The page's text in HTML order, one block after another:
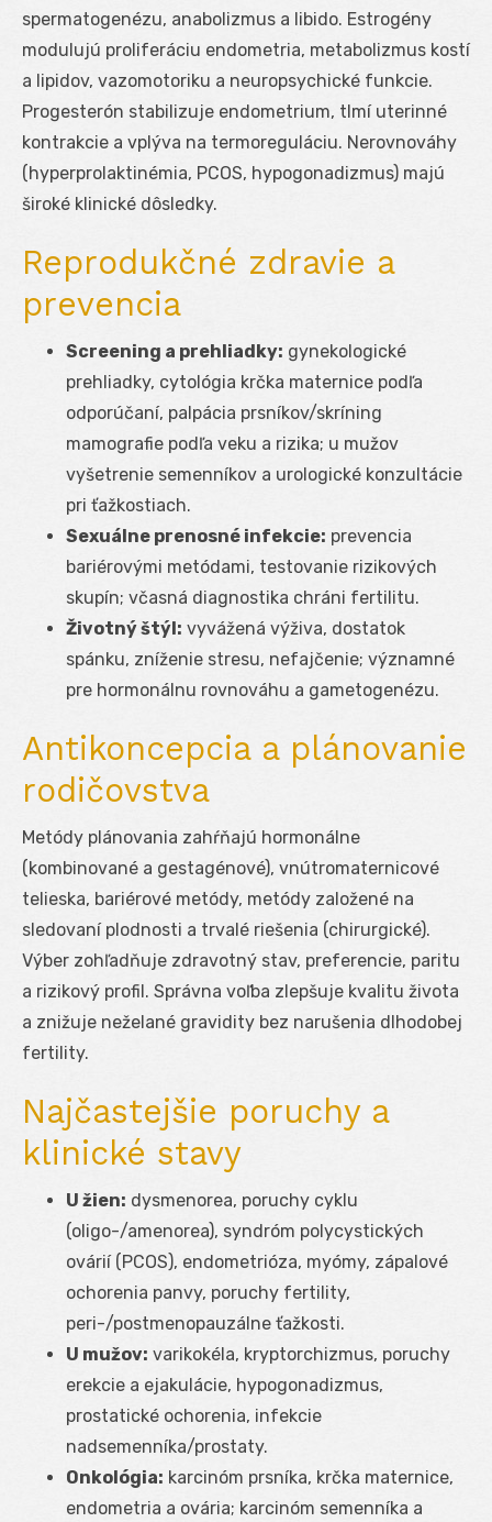
spermatogenézu, anabolizmus a libido. Estrogény
modulujú proliferáciu endometria, metabolizmus kostí
a lipidov, vazomotoriku a neuropsychické funkcie.
Progesterón stabilizuje endometrium, tlmí uterinné
kontrakcie a vplýva na termoreguláciu. Nerovnováhy
(hyperprolaktinémia, PCOS, hypogonadizmus) majú
široké klinické dôsledky.
Reprodukčné zdravie a
prevencia
Screening a prehliadky: gynekologické
prehliadky, cytológia krčka maternice podľa
odporúčaní, palpácia prsníkov/skríning
mamografie podľa veku a rizika; u mužov
vyšetrenie semenníkov a urologické konzultácie
pri ťažkostiach.
Sexuálne prenosné infekcie: prevencia
bariérovými metódami, testovanie rizikových
skupín; včasná diagnostika chráni fertilitu.
Životný štýl: vyvážená výživa, dostatok
spánku, zníženie stresu, nefajčenie; významné
pre hormonálnu rovnováhu a gametogenézu.
Antikoncepcia a plánovanie
rodičovstva
Metódy plánovania zahŕňajú hormonálne
(kombinované a gestagénové), vnútromaternicové
telieska, bariérové metódy, metódy založené na
sledovaní plodnosti a trvalé riešenia (chirurgické).
Výber zohľadňuje zdravotný stav, preferencie, paritu
a rizikový profil. Správna voľba zlepšuje kvalitu života
a znižuje neželané gravidity bez narušenia dlhodobej
fertility.
Najčastejšie poruchy a
klinické stavy
U žien: dysmenorea, poruchy cyklu
(oligo-/amenorea), syndróm polycystických
ovárií (PCOS), endometrióza, myómy, zápalové
ochorenia panvy, poruchy fertility,
peri-/postmenopauzálne ťažkosti.
U mužov: varikokéla, kryptorchizmus, poruchy
erekcie a ejakulácie, hypogonadizmus,
prostatické ochorenia, infekcie
nadsemenníka/prostaty.
Onkológia: karcinóm prsníka, krčka maternice,
endometria a ovária; karcinóm semenníka a